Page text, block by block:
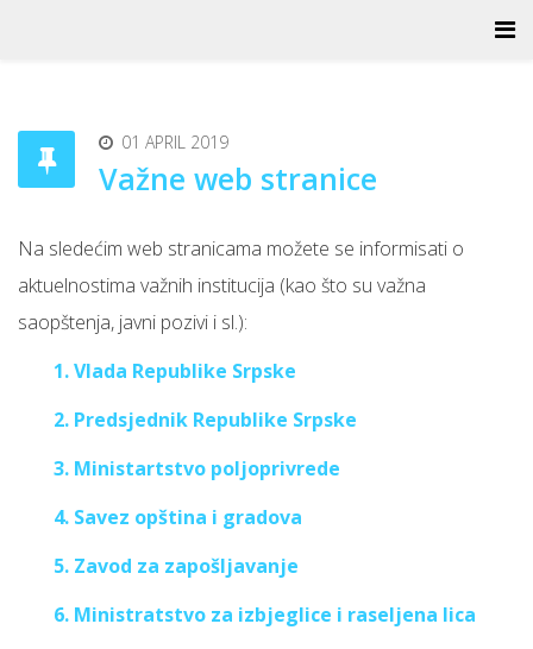
01 APRIL 2019
Važne web stranice
Na sledećim web stranicama možete se informisati o
aktuelnostima važnih institucija (kao što su važna
saopštenja, javni pozivi i sl.):
1. Vlada Republike Srpske
2. Predsjednik Republike Srpske
3. Ministartstvo poljoprivrede
4. Savez opština i gradova
5. Zavod za zapošljavanje
6. Ministratstvo za izbjeglice i raseljena lica